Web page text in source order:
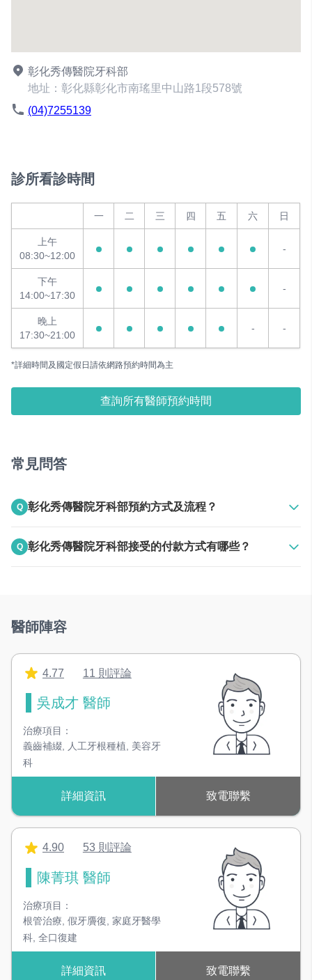
彰化秀傳醫院牙科部
地址：彰化縣彰化市南瑤里中山路1段578號
(04)7255139
診所看診時間
一 二 三 四 五 六 日
上午
08:30~12:00
-
下午
14:00~17:30
-
晚上
17:30~21:00
- -
*詳細時間及國定假日請依網路預約時間為主
查詢所有醫師預約時間
常見問答
Q 彰化秀傳醫院牙科部預約方式及流程？
Q 彰化秀傳醫院牙科部接受的付款方式有哪些？
醫師陣容
4.77 11 則評論
吳成才 醫師
治療項目：
義齒補綴, 人工牙根種植, 美容牙
科
詳細資訊 致電聯繫
4.90 53 則評論
陳菁琪 醫師
治療項目：
根管治療 假牙贗復 家庭牙醫學
科 全口復建
詳細資訊 致電聯繫